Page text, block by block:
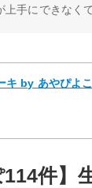
上手にできなく
by あやぴよ
114件